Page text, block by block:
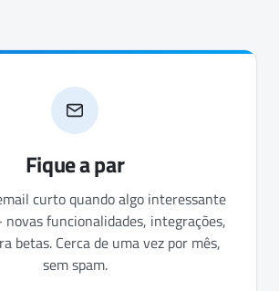
Fique a par
curto quando algo interessante
funcionalidades, integrações,
betas. Cerca de uma vez por mês,
sem spam.